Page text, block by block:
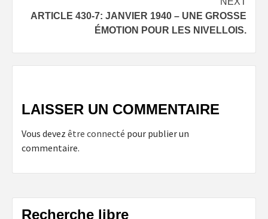
ARTICLE 430-7: JANVIER 1940 – UNE GROSSE
ÉMOTION POUR LES NIVELLOIS.
LAISSER UN COMMENTAIRE
Vous devez être connecté pour publier un
commentaire.
Recherche libre